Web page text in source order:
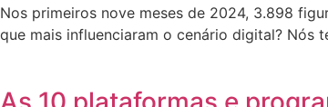
Nos primeiros nove meses de 2024, 3.898
que mais influenciaram o cenário digital? Nós